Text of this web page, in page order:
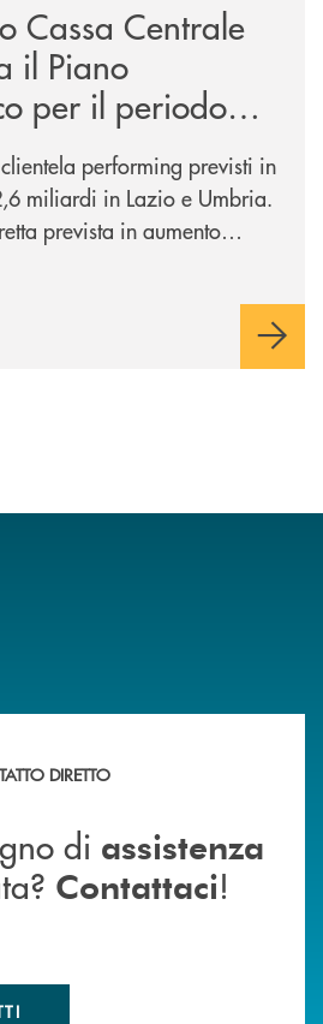
Cassa Centrale
il Piano
per il periodo
e le
economico
per le Banche
performing previsti in
miliardi in Lazio e Umbria.
prevista in aumento
assistenza immediata? Contattaci !
DIRETTO
di assistenza
Contattaci!